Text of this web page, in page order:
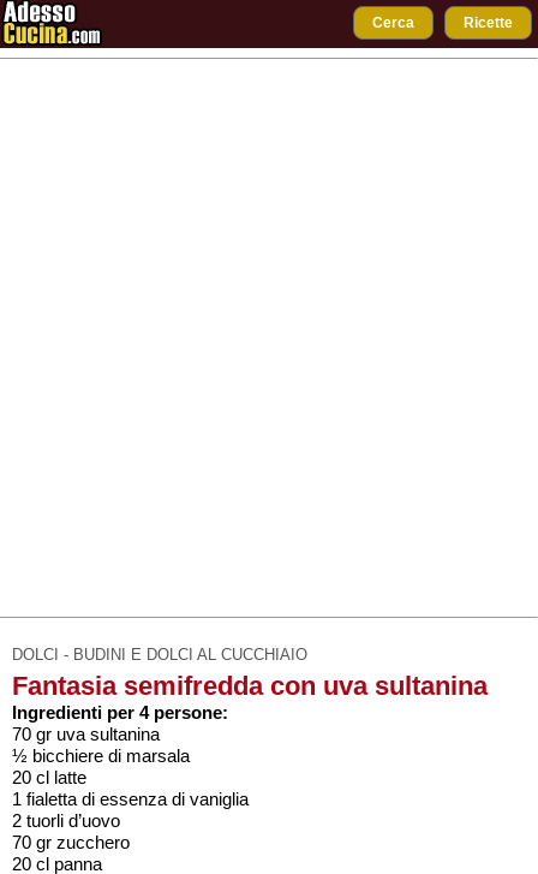
Cerca Ricette
DOLCI - BUDINI E DOLCI AL CUCCHIAIO
Fantasia semifredda con uva sultanina
Ingredienti per 4 persone:
70 gr uva sultanina
½ bicchiere di marsala
20 cl latte
1 fialetta di essenza di vaniglia
2 tuorli d’uovo
70 gr zucchero
20 cl panna